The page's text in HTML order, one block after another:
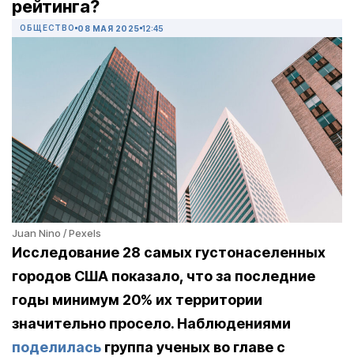
рейтинга?
ОБЩЕСТВО 08 МАЯ 2025 12:45
Juan Nino / Pexels
Исследование 28 самых густонаселенных
городов США показало, что за последние
годы минимум 20% их территории
значительно просело. Наблюдениями
поделилась группа ученых во главе с